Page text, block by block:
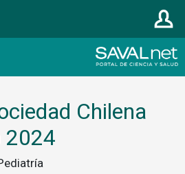
Chilena
2024